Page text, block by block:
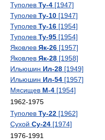
Туполев Ту-4 [1947]
Туполев Ту-10 [1947]
Туполев Ту-16 [1954]
Туполев Ту-95 [1954]
Яковлев Як-26 [1957]
Яковлев Як-28 [1958]
Ильюшин Ил-28 [1949]
Ильюшин Ил-54 [1957]
Мясищев М-4 [1954]
1962-1975
Туполев Ту-22 [1962]
Сухой Су-24 [1974]
1976-1991